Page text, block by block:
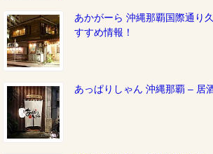
あかがーら 沖縄那覇国際通り
すすめ情報！
あっぱりしゃん 沖縄那覇 – 居